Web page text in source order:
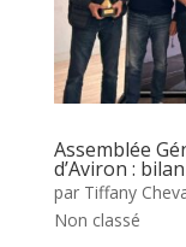
Assemblée
d’Aviron :
par Tiffany
Non classé